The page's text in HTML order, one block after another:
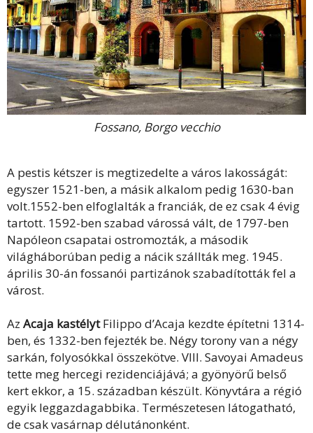
Fossano, Borgo vecchio
A pestis kétszer is megtizedelte a város lakosságát:
egyszer 1521-ben, a másik alkalom pedig 1630-ban
volt.1552-ben elfoglalták a franciák, de ez csak 4 évig
tartott. 1592-ben szabad várossá vált, de 1797-ben
Napóleon csapatai ostromozták, a második
világháborúban pedig a nácik szállták meg. 1945.
április 30-án fossanói partizánok szabadították fel a
várost.
Az Acaja kastélytFilippo d’Acaja kezdte építetni 1314-
ben, és 1332-ben fejezték be. Négy torony van a négy
sarkán, folyosókkal összekötve. VIII. Savoyai Amadeus
tette meg hercegi rezidenciájává; a gyönyörű belső
kert ekkor, a 15. században készült. Könyvtára a régió
egyik leggazdagabbika. Természetesen látogatható,
de csak vasárnap délutánonként.